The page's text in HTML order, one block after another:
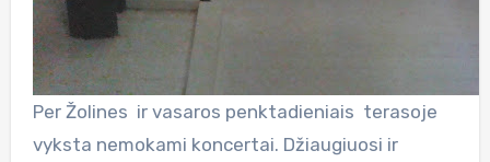
Per Žolines ir vasaros penktadieniais terasoje
vyksta nemokami koncertai. Džiaugiuosi ir